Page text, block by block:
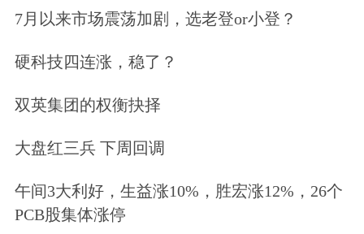
热门科技股涨跌不一，
2%，谷歌、微软
储概念股反弹，闪迪
技、恩智浦半导体涨近4%，西部数据
涨超3%，阿斯麦
7月以来市场震荡加剧，选老登or小登？
硬科技四连涨，稳了？
双英集团的权衡抉择
大盘红三兵 下周回调
午间3大利好，生益涨10%，胜宏涨12%，26个
PCB股集体涨停